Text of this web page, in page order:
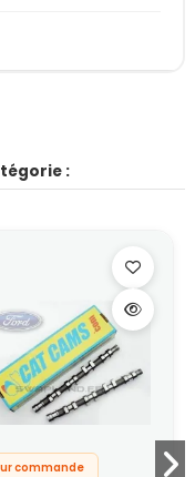
:
commande